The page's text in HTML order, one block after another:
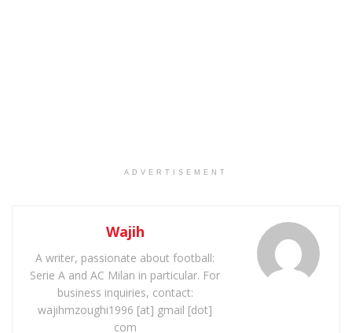
ADVERTISEMENT
Wajih
A writer, passionate about football:
Serie A and AC Milan in particular. For
business inquiries, contact:
wajihmzoughi1996 [at] gmail [dot]
com